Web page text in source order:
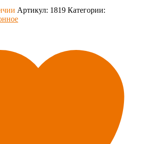
Артикул: 1819 Категории: